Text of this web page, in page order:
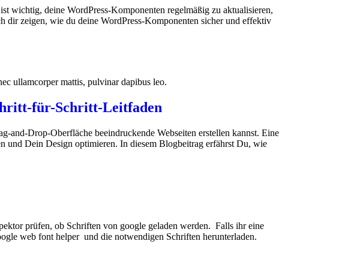
wichtig, deine WordPress-Komponenten regelmäßig zu aktualisieren,
zeigen, wie du deine WordPress-Komponenten sicher und effektiv
ullamcorper mattis, pulvinar dapibus leo.
für-Schritt-Leitfaden
and-Drop-Oberfläche beeindruckende Webseiten erstellen kannst. Eine
und Dein Design optimieren. In diesem Blogbeitrag erfährst Du, wie
prüfen, ob Schriften von google geladen werden. Falls ihr eine
web font helper und die notwendigen Schriften herunterladen.